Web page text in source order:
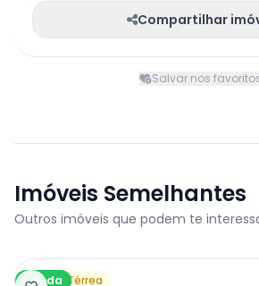
Compartilhar
Salvar nos
Imóveis Semelhantes
Outros imóveis que podem te
Venda
Casa Térrea